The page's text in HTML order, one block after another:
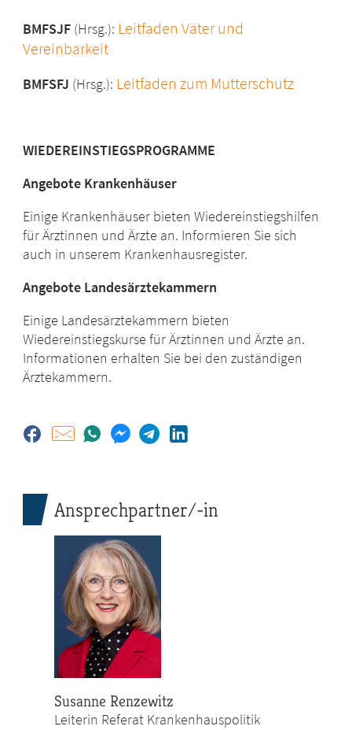
BMFSJF (Hrsg.): Leitfaden Väter und
Vereinbarkeit
BMFSFJ (Hrsg.): Leitfaden zum Mutterschutz
WIEDEREINSTIEGSPROGRAMME
Angebote Krankenhäuser
Einige Krankenhäuser bieten Wiedereinstiegshilfen
für Ärztinnen und Ärzte an. Informieren Sie sich
auch in unserem Krankenhausregister.
Angebote Landesärztekammern
Einige Landesärztekammern bieten
Wiedereinstiegskurse für Ärztinnen und Ärzte an.
Informationen erhalten Sie bei den zuständigen
Ärztekammern.
Ansprechpartner/-in
Susanne Renzewitz
Leiterin Referat Krankenhauspolitik